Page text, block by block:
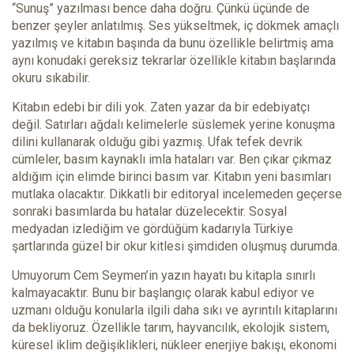
“Sunuş” yazılması bence daha doğru. Çünkü üçünde de
benzer şeyler anlatılmış. Ses yükseltmek, iç dökmek amaçlı
yazılmış ve kitabın başında da bunu özellikle belirtmiş ama
aynı konudaki gereksiz tekrarlar özellikle kitabın başlarında
okuru sıkabilir.
Kitabın edebi bir dili yok. Zaten yazar da bir edebiyatçı
değil. Satırları ağdalı kelimelerle süslemek yerine konuşma
dilini kullanarak olduğu gibi yazmış. Ufak tefek devrik
cümleler, basım kaynaklı imla hataları var. Ben çıkar çıkmaz
aldığım için elimde birinci basım var. Kitabın yeni basımları
mutlaka olacaktır. Dikkatli bir editoryal incelemeden geçerse
sonraki basımlarda bu hatalar düzelecektir. Sosyal
medyadan izlediğim ve gördüğüm kadarıyla Türkiye
şartlarında güzel bir okur kitlesi şimdiden oluşmuş durumda.
Umuyorum Cem Seymen’in yazın hayatı bu kitapla sınırlı
kalmayacaktır. Bunu bir başlangıç olarak kabul ediyor ve
uzmanı olduğu konularla ilgili daha sıkı ve ayrıntılı kitaplarını
da bekliyoruz. Özellikle tarım, hayvancılık, ekolojik sistem,
küresel iklim değişiklikleri, nükleer enerjiye bakışı, ekonomi